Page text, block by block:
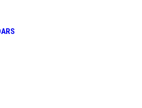
situé sur l’autoroute
gestion fluide et